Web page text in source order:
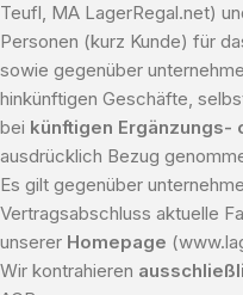
Teufl, MA LagerRegal.net)
Personen (kurz Kunde) für
sowie gegenüber
hinkünftigen Geschäfte,
bei künftigen Ergänzungs-
ausdrücklich Bezug
Es gilt gegenüber
Vertragsabschluss aktuelle
unserer Homepage
Wir kontrahieren